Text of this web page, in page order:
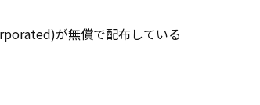
が無償で配布している